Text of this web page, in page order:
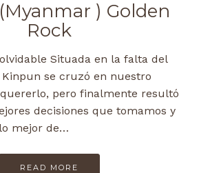
) Golden
Rock
Situada en la falta del
se cruzó en nuestro
pero finalmente resultó
decisiones que tomamos y
mejor de…
READ MORE